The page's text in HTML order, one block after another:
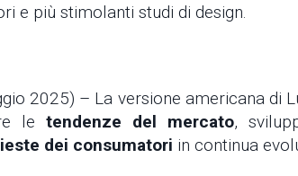
e più stimolanti studi di design.
2025) – La versione americana di
le tendenze del mercato,
dei consumatori in continua